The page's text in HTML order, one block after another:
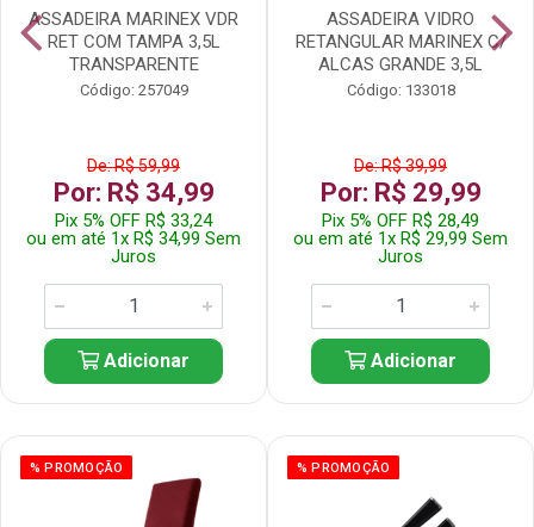
ASSADEIRA MARINEX VDR
RET COM TAMPA 3,5L
TRANSPARENTE
Código: 257049
De: R$ 59,99
Por: R$ 34,99
Pix 5% OFF R$ 33,24
ou em até 1x R$ 34,99 Sem
Juros
Adicionar
ASSADEIRA VIDRO
RETANGULAR MARINEX C/
ALCAS GRANDE 3,5L
Código: 133018
De: R$ 39,99
Por: R$ 29,99
Pix 5% OFF R$ 28,49
ou em até 1x R$ 29,99 Sem
Juros
Adicionar
% PROMOÇÃO % PROMOÇÃO